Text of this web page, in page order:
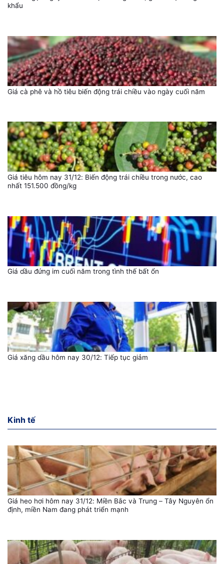
khẩu
Giá cà phê và hồ tiêu biến động trái chiều vào ngày cuối năm
Giá tiêu hôm nay 31/12: Biến động trái chiều trong nước, cao
nhất 151.500 đồng/kg
Giá dầu đứng im cuối năm trong tình thế bất ổn
Giá xăng dầu hôm nay 30/12: Tiếp tục giảm
Kinh tế
Giá heo hơi hôm nay 31/12: Miền Bắc và Trung – Tây Nguyên ổn
định, miền Nam đang phát triển mạnh